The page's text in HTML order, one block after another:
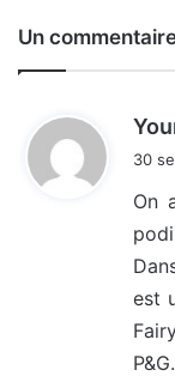
Un
30
On
est